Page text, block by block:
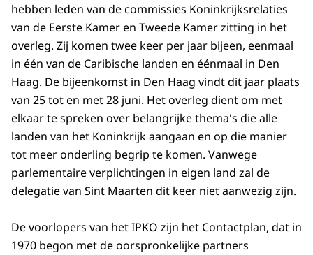
hebben leden van de commissies Koninkrijksrelaties
van de Eerste Kamer en Tweede Kamer zitting in het
overleg. Zij komen twee keer per jaar bijeen, eenmaal
in één van de Caribische landen en éénmaal in Den
Haag. De bijeenkomst in Den Haag vindt dit jaar plaats
van 25 tot en met 28 juni. Het overleg dient om met
elkaar te spreken over belangrijke thema's die alle
landen van het Koninkrijk aangaan en op die manier
tot meer onderling begrip te komen. Vanwege
parlementaire verplichtingen in eigen land zal de
delegatie van Sint Maarten dit keer niet aanwezig zijn.
De voorlopers van het IPKO zijn het Contactplan, dat in
1970 begon met de oorspronkelijke partners